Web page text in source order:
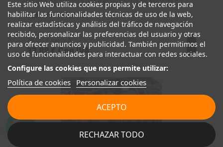
HONDA CR-V (RW) 2.0 I-MMD HYBRID ELEGANCE 2WD
OEM:79310TLAA51
ID: 1458937
28,00 € Sin IVA
33,88 € Con IVA
Este sitio Web utiliza cookies propias y de terceros para
habilitar las funcionalidades técnicas de uso de la web,
realizar estadísticas y análisis del tráfico de navegación
recibido, personalizar las preferencias del usuario y otras
para ofrecer anuncios y publicidad. También permitimos el
uso de funcionalidades para interactuar con redes sociales.
Configure las cookies que nos permite utilizar:
Política de cookies Personalizar cookies
RECHAZAR TODO
ACEPTO